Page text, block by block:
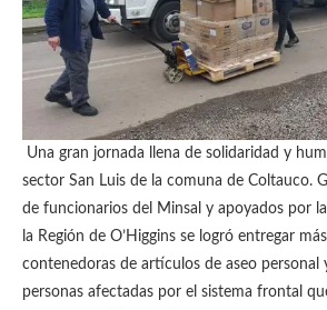
Una gran jornada llena de solidaridad y
sector San Luis de la comuna de Coltauco.
de funcionarios del Minsal y apoyados por
la Región de O’Higgins se logró entregar
contenedoras de artículos de aseo personal
personas afectadas por el sistema frontal